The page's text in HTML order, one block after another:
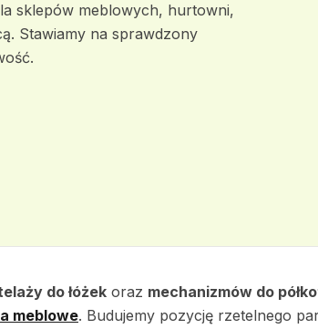
sklepów meblowych, hurtowni,
Stawiamy na sprawdzony
do łóżek oraz mechanizmów do
meblowe. Budujemy pozycję rzetelnego